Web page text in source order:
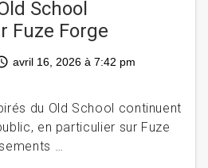
School
Fuze Forge
avril 16, 2026 à 7:42 pm
du Old School continuent
en particulier sur Fuze
…